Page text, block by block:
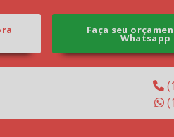
Faça seu
Whatsapp